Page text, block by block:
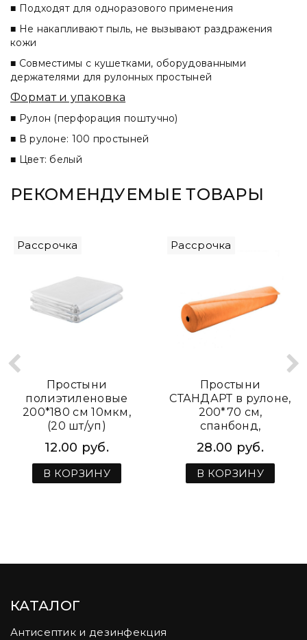
■ Подходят для одноразового применения
■ Не накапливают пыль, не вызывают раздражения
кожи
■ Совместимы с кушетками, оборудованными
держателями для рулонных простыней
Формат и упаковка
■ Рулон (перфорация поштучно)
■ В рулоне: 100 простыней
■ Цвет: белый
РЕКОМЕНДУЕМЫЕ ТОВАРЫ
Рассрочка
Простыни
полиэтиленовые
200*180 см 10мкм,
(20 шт/уп)
12.00 руб.
В КОРЗИНУ
Рассрочка
Простыни
СТАНДАРТ в рулоне,
200*70 см,
спанбонд,
оранжевые, (100 шт/
рул)
28.00 руб.
В КОРЗИНУ
КАТАЛОГ
Антисептик и дезинфекция